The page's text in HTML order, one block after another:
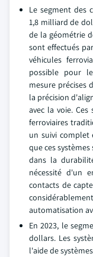
Le segment des
1,8 milliard de
de la géométrie
sont effectués
véhicules
possible pour
mesure précises
la précision
avec la voie.
ferroviaires
un suivi complet
que ces
dans la
nécessité d'un
contacts de
automatisation
En 2023, le
dollars. Les
l'aide de